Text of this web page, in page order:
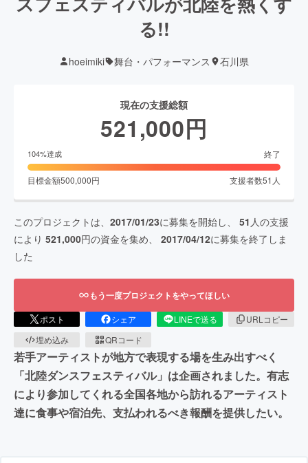
る!!
hoeimiki 舞台・パフォーマンス 石川県
現在の支援総額
521,000円
104%達成 終了
目標金額500,000円 支援者数51 人
このプロジェクトは、 2017/01/23に募集を開始し、 51 人の支援
により 521,000円の資金を集め、 2017/04/12に募集を終了しま
した
もう一度プロジェクトをやってほしい
ポスト シェア LINEで送る
URLコピー
埋め込み
QRコード
若手アーティストが地方で表現する場を生み出すべく
「北陸ダンスフェスティバル」は企画されました。有志
により参加してくれる全国各地から訪れるアーティスト
達に食事や宿泊先、支払われるべき報酬を提供したい。